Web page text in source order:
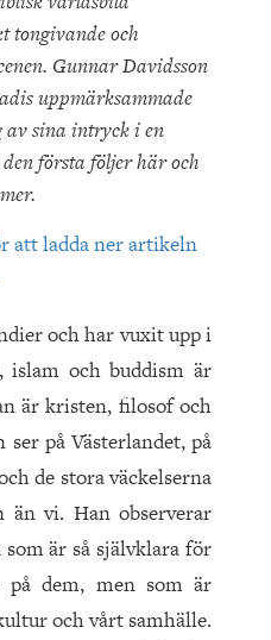
tongivande och
Gunnar Davidsson
uppmärksammade
av sina intryck i en
första följer här och
att ladda ner artikeln
och har vuxit upp i
och buddism är
är kristen, filosof och
ser på Västerlandet, på
de stora väckelserna
än vi. Han observerar
är så självklara för
dem, men som är
och vårt samhälle.